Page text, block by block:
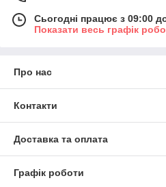
Сьогодні працює з 09:00
Показати весь графік
Про нас
Контакти
Доставка та оплата
Графік роботи